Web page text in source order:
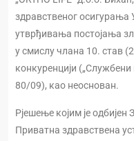
здравственог осигурања
утврђивања постојања
у смислу члана 10. став
конкуренцији
80/09), као неоснован.
Рјешење којим је одбијен
Приватна здравствена